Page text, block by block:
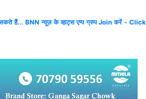
हैं... BNN न्यूज़ के व्हाट्स एप्प ग्रुप Join करें - Click